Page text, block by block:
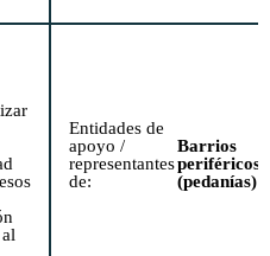
Entidades de
apoyo /
representantes
de:
Barrios
periféricos
(pedanías)